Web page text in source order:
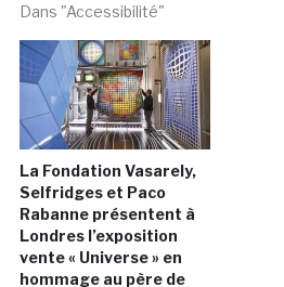
Dans "Accessibilité"
La Fondation Vasarely,
Selfridges et Paco
Rabanne présentent à
Londres l’exposition
vente « Universe » en
hommage au père de